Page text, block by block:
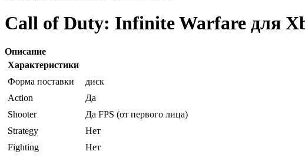
Call of Duty: Infinite Warfare для
Описание
Характеристики
Форма поставки
диск
Action
Да
Shooter
Да FPS (от первого лица)
Strategy
Нет
Fighting
Нет